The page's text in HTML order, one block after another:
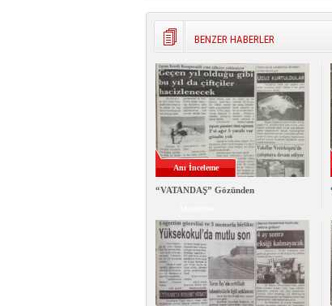
BENZER HABERLER
Anı İnceleme
“VATANDAŞ” Gözünden